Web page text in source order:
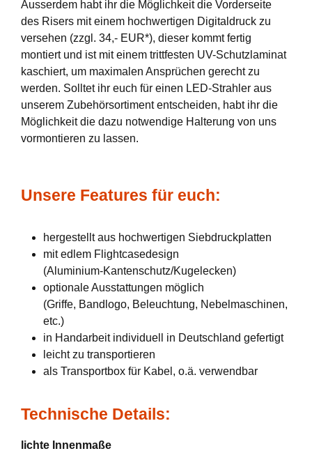
Ausserdem habt ihr die Möglichkeit die Vorderseite
des Risers mit einem hochwertigen Digitaldruck zu
versehen (zzgl. 34,- EUR*), dieser kommt fertig
montiert und ist mit einem trittfesten UV-Schutzlaminat
kaschiert, um maximalen Ansprüchen gerecht zu
werden. Solltet ihr euch für einen LED-Strahler aus
unserem Zubehörsortiment entscheiden, habt ihr die
Möglichkeit die dazu notwendige Halterung von uns
vormontieren zu lassen.
Unsere Features für euch:
hergestellt aus hochwertigen Siebdruckplatten
mit edlem Flightcasedesign
(Aluminium-Kantenschutz/Kugelecken)
optionale Ausstattungen möglich
(Griffe, Bandlogo, Beleuchtung, Nebelmaschinen,
etc.)
in Handarbeit individuell in Deutschland gefertigt
leicht zu transportieren
als Transportbox für Kabel, o.ä. verwendbar
Technische Details:
lichte Innenmaße